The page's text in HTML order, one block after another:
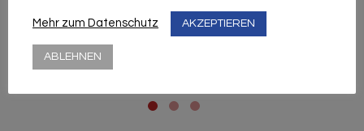
Stützpunkte in Anklam
Mehr zum Datenschutz AKZEPTIEREN
ABLEHNEN